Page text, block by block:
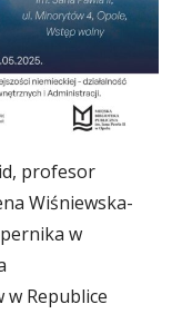
profesor
Wiśniewska-
w
Republice